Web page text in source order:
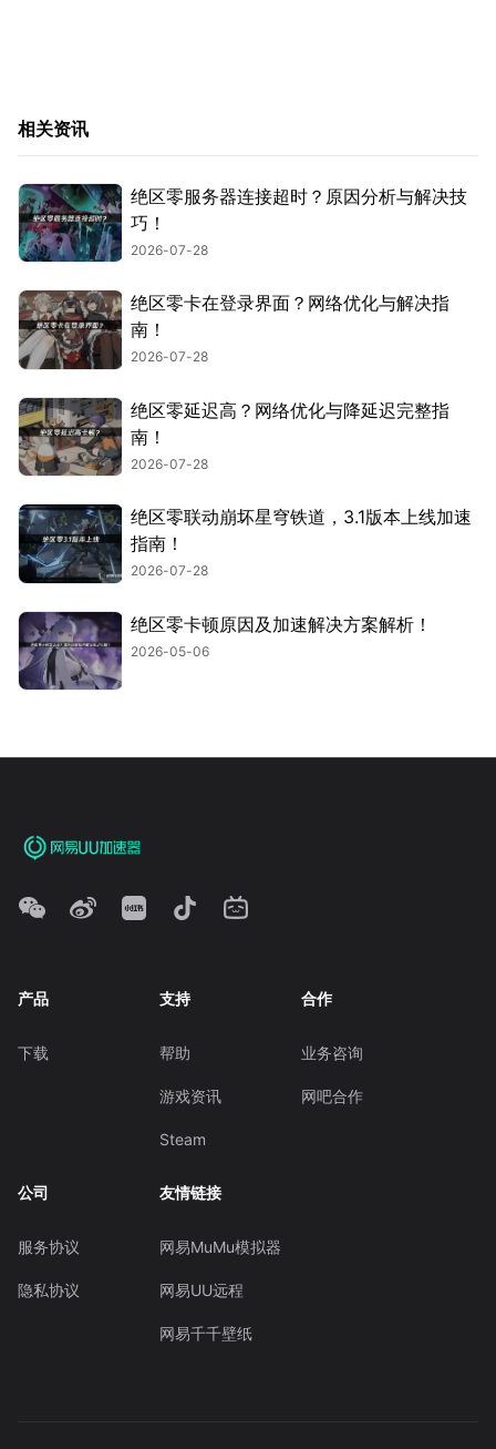
相关资讯
绝区零服务器连接超时？原因分析与解决技
巧！
2026-07-28
绝区零卡在登录界面？网络优化与解决指
南！
2026-07-28
绝区零延迟高？网络优化与降延迟完整指
南！
2026-07-28
绝区零联动崩坏星穹铁道，3.1版本上线加速
指南！
2026-07-28
绝区零卡顿原因及加速解决方案解析！
2026-05-06
产品
下载
支持
帮助
游戏资讯
Steam
合作
业务咨询
网吧合作
公司
服务协议
隐私协议
友情链接
网易MuMu模拟器
网易UU远程
网易千千壁纸